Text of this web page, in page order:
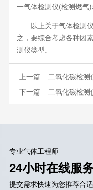
一气体检测仪(检测燃气)
以上关于气体检测仪
之，要综合考虑各种因
测仪类型。
上一篇 二氧化碳检测
下一篇 二氧化碳检
专业气体工程师
24小时在线服
提交需求快速为您推荐合